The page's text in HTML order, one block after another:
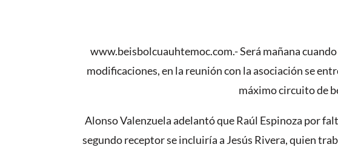
www.beisbolcuauhtemoc.com.- Será mañana
modificaciones, en la reunión con la asociación se
máximo circuito de
Alonso Valenzuela adelantó que Raúl Espinoza por
segundo receptor se incluiría a Jesús Rivera, quien